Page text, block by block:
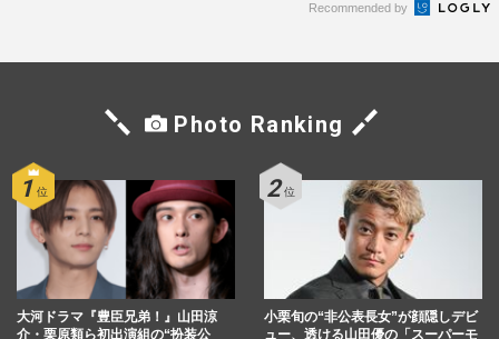
Recommended by
Photo Ranking
大河ドラマ『豊臣兄弟！』山田涼
介・栗原類ら初出演組の“扮装公
小栗旬の“非公表長女”が顔隠しデビ
ュー、透ける山田優の「スーパーモ